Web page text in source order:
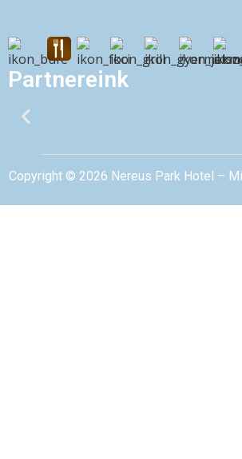
Partnereink
Copyright © 2026 Nereus Park Hotel –